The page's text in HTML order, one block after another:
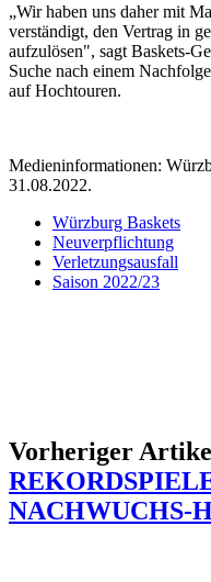
„Wir haben uns daher mit
verständigt, den Vertrag in
aufzulösen", sagt Baskets-
Suche nach einem
auf Hochtouren.
Medieninformationen:
31.08.2022.
Würzburg Baskets
Neuverpflichtung
Verletzungsausfall
Saison 2022/23
Vorheriger
NACHWUCHS-